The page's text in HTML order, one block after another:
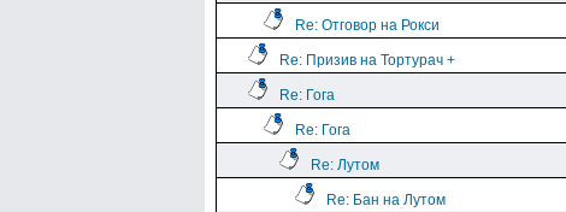
Re: Отговор на Рокси
Re: Призив на Тортурач +
Re: Гога
Re: Гога
Re: Лутом
Re: Бан на Лутом